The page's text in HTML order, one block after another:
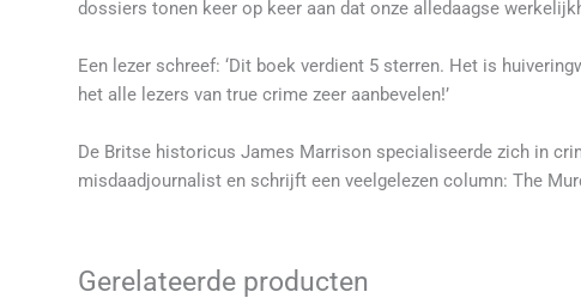
dossiers tonen keer op keer aan dat onze alledaagse
Een lezer schreef: ‘Dit boek verdient 5 sterren. Het is
het alle lezers van true crime zeer aanbevelen!’
De Britse historicus James Marrison specialiseerde zich in
misdaadjournalist en schrijft een veelgelezen column: The
Gerelateerde producten